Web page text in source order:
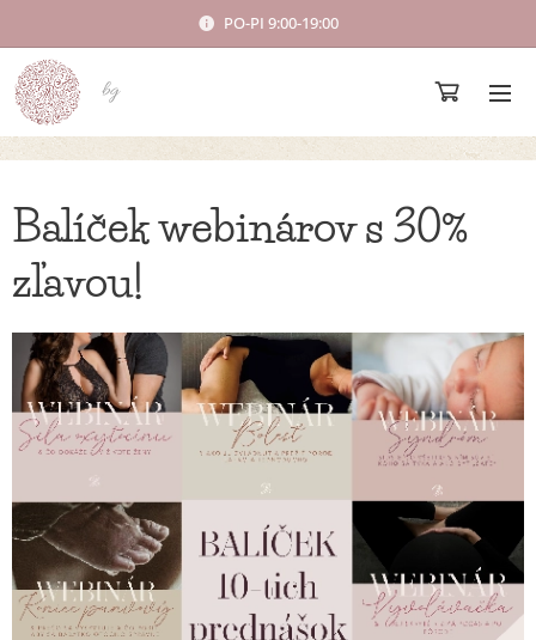
PO-PI 9:00-19:00
bg
Balíček webinárov s 30%
zľavou!